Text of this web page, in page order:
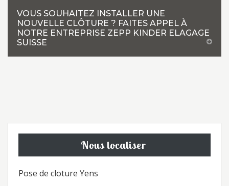
VOUS SOUHAITEZ INSTALLER UNE
NOUVELLE CLÔTURE ? FAITES APPEL À
NOTRE ENTREPRISE ZEPP KINDER ELAGAGE
SUISSE
Nous localiser
Pose de cloture Yens